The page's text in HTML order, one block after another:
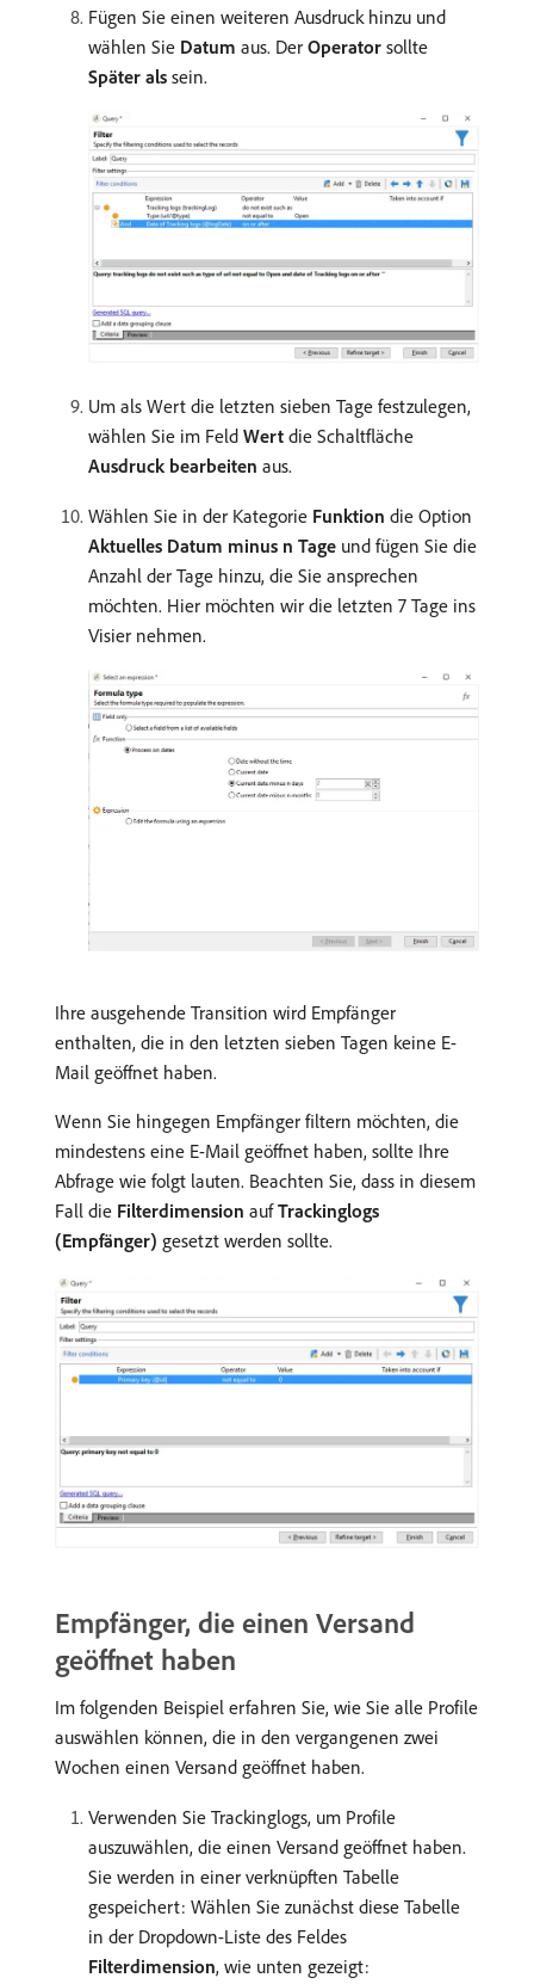
Fügen Sie einen weiteren Ausdruck hinzu und
wählen Sie Datum aus. Der Operator sollte
Später als sein.
Um als Wert die letzten sieben Tage festzulegen,
wählen Sie im Feld Wert die Schaltfläche
Ausdruck bearbeiten aus.
Wählen Sie in der Kategorie Funktion die Option
Aktuelles Datum minus n Tage und fügen Sie die
Anzahl der Tage hinzu, die Sie ansprechen
möchten. Hier möchten wir die letzten 7 Tage ins
Visier nehmen.
Ihre ausgehende Transition wird Empfänger
enthalten, die in den letzten sieben Tagen keine E-
Mail geöffnet haben.
Wenn Sie hingegen Empfänger filtern möchten, die
mindestens eine E-Mail geöffnet haben, sollte Ihre
Abfrage wie folgt lauten. Beachten Sie, dass in diesem
Fall die Filterdimension aufTrackinglogs
(Empfänger) gesetzt werden sollte.
Empfänger, die einen Versand
geöffnet haben
Im folgenden Beispiel erfahren Sie, wie Sie alle Profile
auswählen können, die in den vergangenen zwei
Wochen einen Versand geöffnet haben.
Verwenden Sie Trackinglogs, um Profile
auszuwählen, die einen Versand geöffnet haben.
Sie werden in einer verknüpften Tabelle
gespeichert: Wählen Sie zunächst diese Tabelle
in der Dropdown-Liste des Feldes
Filterdimension, wie unten gezeigt: